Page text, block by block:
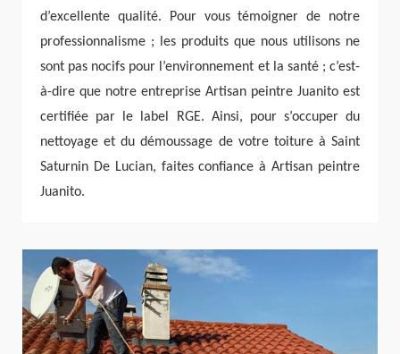
d’excellente qualité. Pour vous témoigner de notre
professionnalisme ; les produits que nous utilisons ne
sont pas nocifs pour l’environnement et la santé ; c’est-
à-dire que notre entreprise Artisan peintre Juanito est
certifiée par le label RGE. Ainsi, pour s’occuper du
nettoyage et du démoussage de votre toiture à Saint
Saturnin De Lucian, faites confiance à Artisan peintre
Juanito.